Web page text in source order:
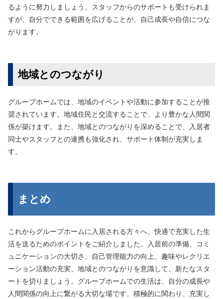
るように努力しましょう。スタッフからのサポートも受けられま
すが、自分でできる範囲を広げることが、自己成長や自信につな
がります。
地域とのつながり
グループホームでは、地域のイベントや活動に参加することが推
奨されています。地域住民と交流することで、より豊かな人間関
係が築けます。また、地域とのつながりを深めることで、入居者
同士やスタッフとの連携も強化され、サポート体制が充実しま
す。
まとめ
これからグループホームに入居される方々へ、快適で充実した生
活を送るためのポイントをご紹介しました。入居前の準備、コミ
ュニケーションの大切さ、自己管理能力の向上、趣味やレクリエ
ーション活動の充実、地域とのつながりを意識して、新たなスタ
ートを切りましょう。グループホームでの生活は、自分の成長や
人間関係の向上に繋がる大切な場です。積極的に関わり、充実し